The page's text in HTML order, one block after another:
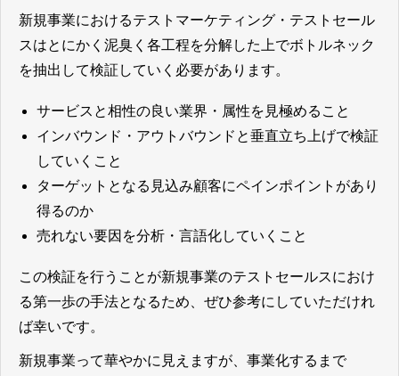
新規事業におけるテストマーケティング・テストセール
スはとにかく泥臭く各工程を分解した上でボトルネック
を抽出して検証していく必要があります。
サービスと相性の良い業界・属性を見極めること
インバウンド・アウトバウンドと垂直立ち上げで検証
していくこと
ターゲットとなる見込み顧客にペインポイントがあり
得るのか
売れない要因を分析・言語化していくこと
この検証を行うことが新規事業のテストセールスにおけ
る第一歩の手法となるため、ぜひ参考にしていただけれ
ば幸いです。
新規事業って華やかに見えますが、事業化するまで